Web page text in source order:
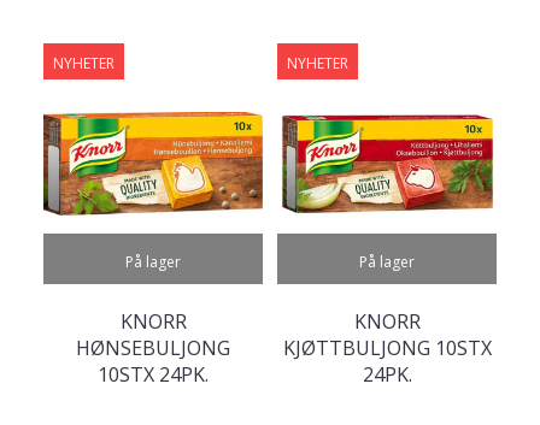
På lager
NYHETER
KNORR
HØNSEBULJONG
10STX 24PK.
På lager
NYHETER
KNORR
KJØTTBULJONG 10STX
24PK.